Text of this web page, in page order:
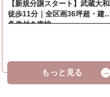
もっと見る